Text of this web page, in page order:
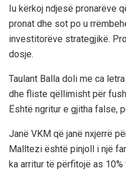
Iu kërkoj ndjesë pronarëve
pronat dhe sot po u
investitorëve strategjikë.
dosje.
Taulant Balla doli me ca
dhe fliste qëllimisht për
Është ngritur e gjitha false,
Janë VKM që janë nxjerrë
Malltezi është pinjoll i një
ka arritur të përfitojë as